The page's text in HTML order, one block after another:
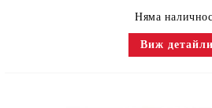
Няма
Виж детайли